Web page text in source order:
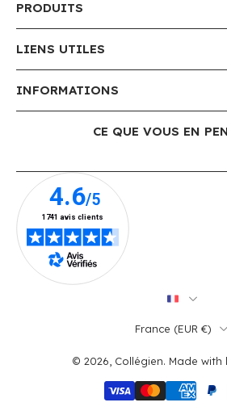
PRODUITS
LIENS UTILES
INFORMATIONS
CE QUE VOUS EN
France ‎(EUR €)‎
© 2026, Collégien. Made with